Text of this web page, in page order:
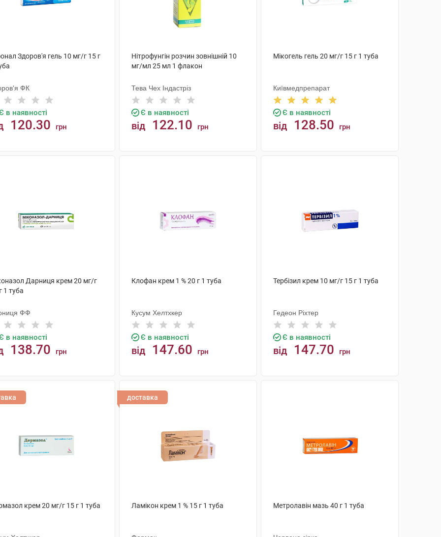
Здоров'я гель 10 мг/г 15 г
ФК
в наявності
120.30 грн
Нітрофунгін розчин зовнішній 10
мг/мл 25 мл 1 флакон
Тева Чех Індастріз
Є в наявності
від 122.10 грн
Мікогель гель 20 мг/г 15 г 1 туба
Київмедпрепарат
Є в наявності
від 128.50 грн
Дарниця крем 20 мг/г
1 туба
ФФ
в наявності
138.70 грн
Клофан крем 1 % 20 г 1 туба
Кусум Хелтхкер
Є в наявності
від 147.60 грн
Тербізил крем 10 мг/г 15 г 1 туба
Гедеон Ріхтер
Є в наявності
від 147.70 грн
крем 20 мг/г 15 г 1 туба
доставка
Ламікон крем 1 % 15 г 1 туба Метролавiн мазь 40 г 1 туба